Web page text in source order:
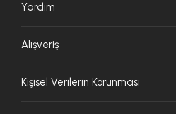
Yardım
Alışveriş
Kişisel Verilerin Korunması